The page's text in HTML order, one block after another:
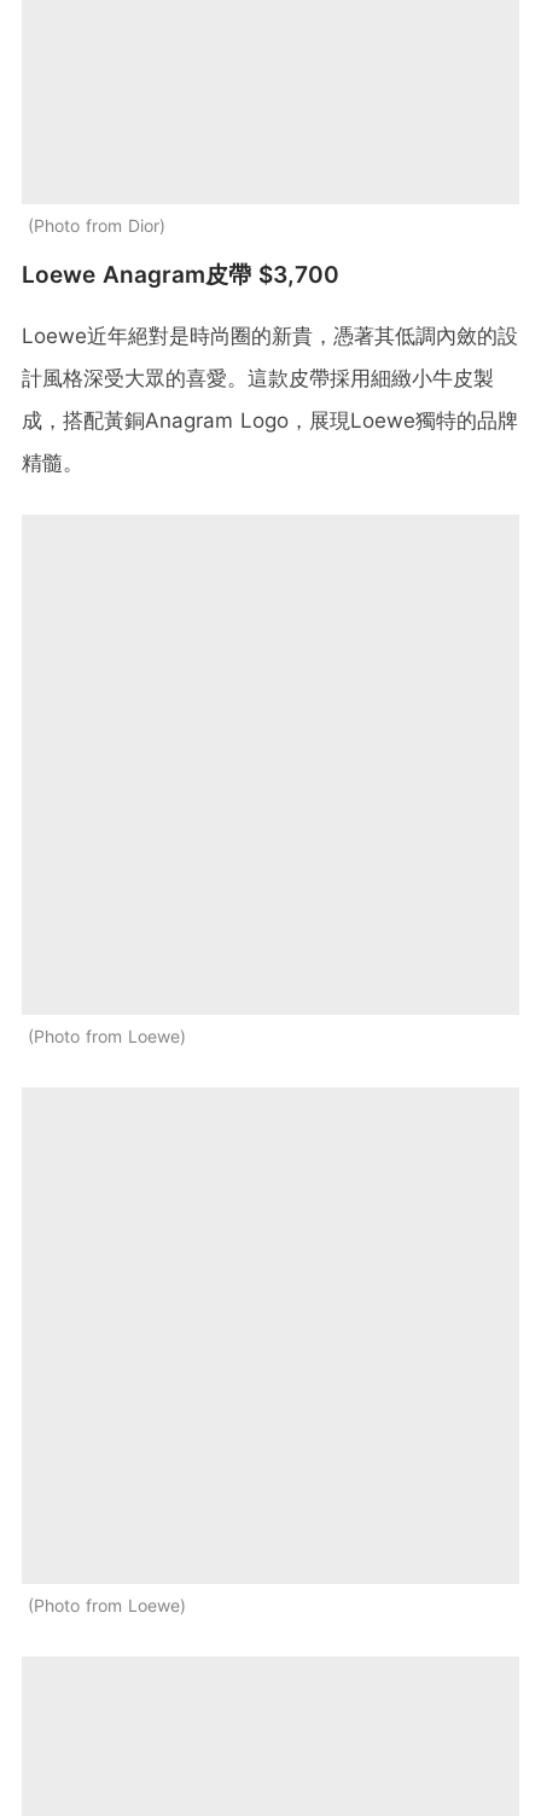
Photo from Dior
Loewe Anagram皮帶 $3,700
Loewe近年絕對是時尚圈的新貴，憑著其低調內斂的設
計風格深受大眾的喜愛。這款皮帶採用細緻小牛皮製
成，搭配黃銅Anagram Logo，展現Loewe獨特的品牌
精髓。
Photo from Loewe
Photo from Loewe